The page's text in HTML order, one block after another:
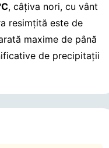
, câțiva nori, cu vânt
resimțită este de
maxime de până
de precipitații